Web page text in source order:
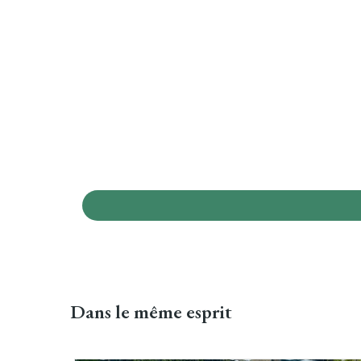
Dansle même esprit